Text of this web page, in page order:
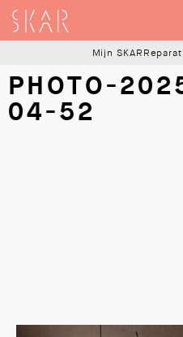
SKAR
Mijn SKAR
PHOTO-
04-52